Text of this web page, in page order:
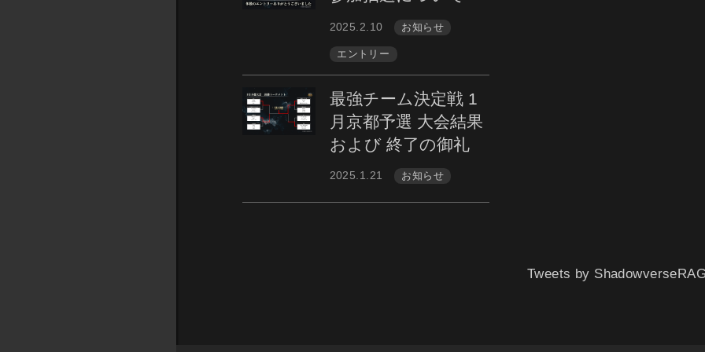
2025.2.10 お知らせ
エントリー
最強チーム決定戦 1
月京都予選 大会結果
および 終了の御礼
2025.1.21 お知らせ
Tweets by